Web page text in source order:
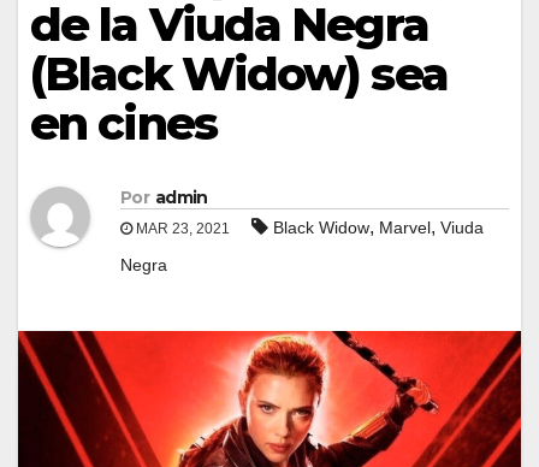
de la Viuda Negra
(Black Widow) sea
en cines
Por admin
MAR 23, 2021 Black Widow, Marvel, Viuda
Negra